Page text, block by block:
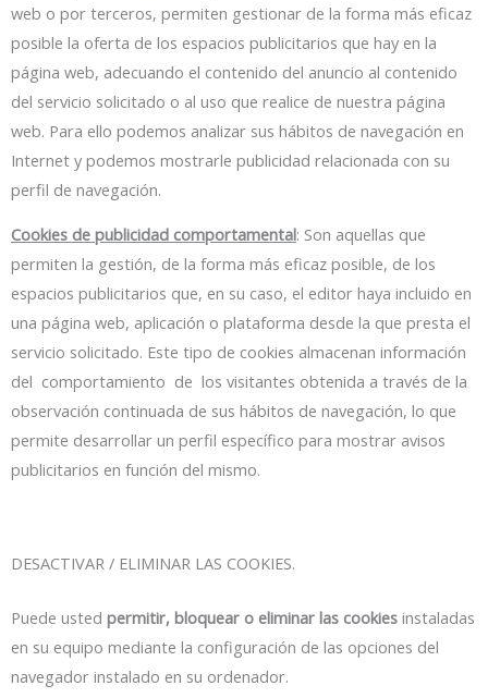
web o por terceros, permiten gestionar de la forma más eficaz
posible la oferta de los espacios publicitarios que hay en la
página web, adecuando el contenido del anuncio al contenido
del servicio solicitado o al uso que realice de nuestra página
web. Para ello podemos analizar sus hábitos de navegación en
Internet y podemos mostrarle publicidad relacionada con su
perfil de navegación.
Cookies de publicidad comportamental: Son aquellas que
permiten la gestión, de la forma más eficaz posible, de los
espacios publicitarios que, en su caso, el editor haya incluido en
una página web, aplicación o plataforma desde la que presta el
servicio solicitado. Este tipo de cookies almacenan información
del comportamiento de los visitantes obtenida a través de la
observación continuada de sus hábitos de navegación, lo que
permite desarrollar un perfil específico para mostrar avisos
publicitarios en función del mismo.
DESACTIVAR / ELIMINAR LAS COOKIES.
Puede usted permitir, bloquear o eliminar las cookies instaladas
en su equipo mediante la configuración de las opciones del
navegador instalado en su ordenador.